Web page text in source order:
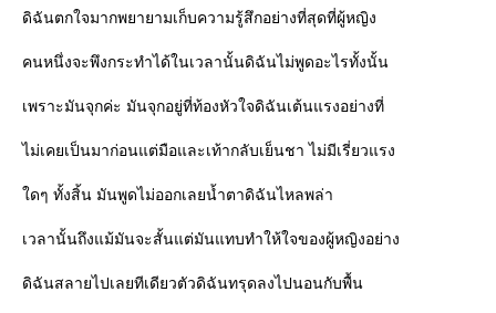
ดิฉันตกใจมากพยายามเก็บความรู้สึกอย่างที่สุดที่ผู้หญิง
คนหนึ่งจะพึงกระทำได้ในเวลานั้นดิฉันไม่พูดอะไรทั้งนั้น
เพราะมันจุกค่ะ มันจุกอยู่ที่ท้องหัวใจดิฉันเต้นแรงอย่างที่
ไม่เคยเป็นมาก่อนแต่มือและเท้ากลับเย็นชา ไม่มีเรี่ยวแรง
ดๆ ทั้งสิ้น มันพูดไม่ออกเลยน้ำตาดิฉันไหลพล่า
เวลานั้นถึงแม้มันจะสั้นแต่มันแทบทำให้ใจของผู้หญิงอย่าง
ดิฉันสลายไปเลยทีเดียวตัวดิฉันทรุดลงไปนอนกับพื้น